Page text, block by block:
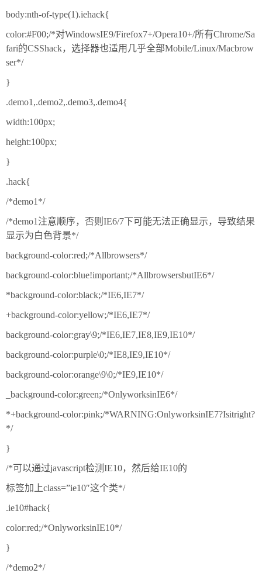
body:nth-of-type(1).iehack{
color:#F00;/*对WindowsIE9/Firefox7+/Opera10+/所有Chrome/Sa
fari的CSShack，选择器也适用几乎全部Mobile/Linux/Macbrow
ser*/
}
.demo1,.demo2,.demo3,.demo4{
width:100px;
height:100px;
}
.hack{
/*demo1*/
/*demo1注意顺序，否则IE6/7下可能无法正确显示，导致结果
显示为白色背景*/
background-color:red;/*Allbrowsers*/
background-color:blue!important;/*AllbrowsersbutIE6*/
*background-color:black;/*IE6,IE7*/
+background-color:yellow;/*IE6,IE7*/
background-color:gray\9;/*IE6,IE7,IE8,IE9,IE10*/
background-color:purple\0;/*IE8,IE9,IE10*/
background-color:orange\9\0;/*IE9,IE10*/
_background-color:green;/*OnlyworksinIE6*/
*+background-color:pink;/*WARNING:OnlyworksinIE7?Isitright?
*/
}
/*可以通过javascript检测IE10，然后给IE10的
标签加上class=”ie10″这个类*/
.ie10#hack{
color:red;/*OnlyworksinIE10*/
}
/*demo2*/